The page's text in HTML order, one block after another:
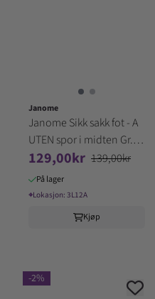
Janome
Janome Sikk sakk fot - A
UTEN spor i midten Gr. 2-
3
129,00kr 139,00kr
På lager
⌖Lokasjon: 3L12A
Kjøp
-2%